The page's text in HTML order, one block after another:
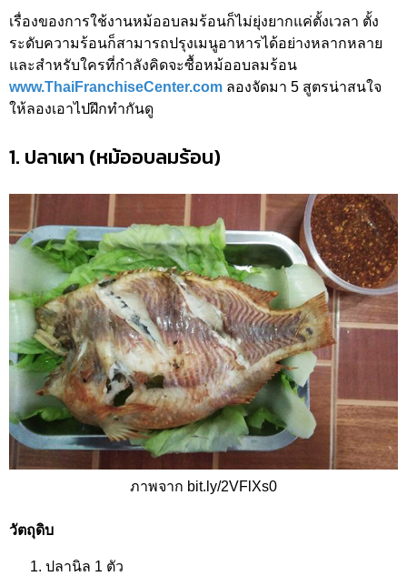
เรื่องของการใช้งานหม้ออบลมร้อนก็ไม่ยุ่งยากแค่ตั้งเวลา ตั้ง
ระดับความร้อนก็สามารถปรุงเมนูอาหารได้อย่างหลากหลาย
และสำหรับใครที่กำลังคิดจะซื้อหม้ออบลมร้อน
www.ThaiFranchiseCenter.com ลองจัดมา 5 สูตรน่าสนใจ
ให้ลองเอาไปฝึกทำกันดู
1. ปลาเผา (หม้ออบลมร้อน)
ภาพจาก bit.ly/2VFlXs0
วัตถุดิบ
ปลานิล 1 ตัว